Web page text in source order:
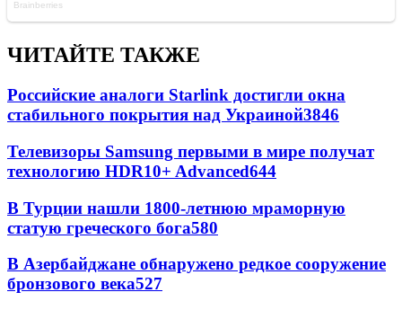
ЧИТАЙТЕ ТАКЖЕ
Российские аналоги Starlink достигли окна
стабильного покрытия над Украиной3846
Телевизоры Samsung первыми в мире получат
технологию HDR10+ Advanced644
В Турции нашли 1800-летнюю мраморную
статую греческого бога580
В Азербайджане обнаружено редкое сооружение
бронзового века527